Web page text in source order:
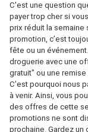
C'est une question
payer trop cher si
prix réduit la semaine
promotion, c’est
fête ou un
droguerie avec une
gratuit" ou une
C’est pourquoi nous
à venir. Ainsi, vous
des offres de cette
promotions ne sont
prochaine. Gardez